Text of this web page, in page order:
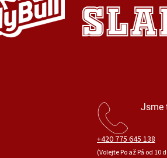
Jsme
+420 775 645 138
(Volejte Po až Pá od 10